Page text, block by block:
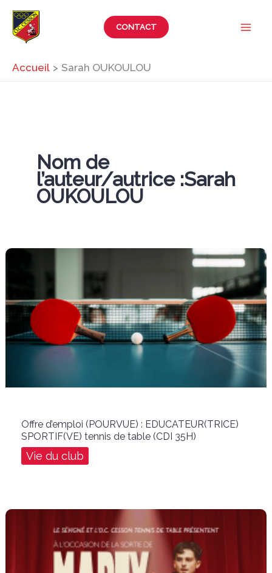
Aller
contenu
CONTACT
Accueil Sarah OUKOULOU
Nom de
l’auteur/autrice :Sarah
OUKOULOU
Offre d’emploi (POURVUE) : EDUCATEUR(TRICE)
SPORTIF(VE) tennis de table (CDI 35H)
Vie du club